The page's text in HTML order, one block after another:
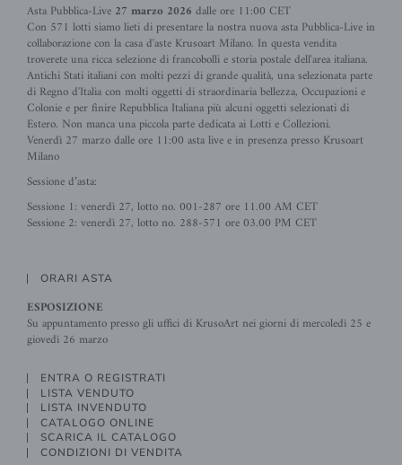
Asta Pubblica-Live 27 marzo 2026 dalle ore 11:00 CET
Con 571 lotti siamo lieti di presentare la nostra nuova asta Pubblica-Live in
collaborazione con la casa d'aste Krusoart Milano. In questa vendita
troverete una ricca selezione di francobolli e storia postale dell'area italiana.
Antichi Stati italiani con molti pezzi di grande qualità, una selezionata parte
di Regno d'Italia con molti oggetti di straordinaria bellezza, Occupazioni e
Colonie e per finire Repubblica Italiana più alcuni oggetti selezionati di
Estero. Non manca una piccola parte dedicata ai Lotti e Collezioni.
Venerdì 27 marzo dalle ore 11:00 asta live e in presenza presso Krusoart
Milano
Sessione d’asta:
Sessione 1: venerdì 27, lotto no. 001-287 ore 11.00 AM CET
Sessione 2: venerdì 27, lotto no. 288-571 ore 03.00 PM CET
ORARI ASTA
ESPOSIZIONE
Su appuntamento presso gli uffici di KrusoArt nei giorni di mercoledì 25 e
giovedì 26 marzo
ENTRA O REGISTRATI
LISTA VENDUTO
LISTA INVENDUTO
CATALOGO ONLINE
SCARICA IL CATALOGO
CONDIZIONI DI VENDITA